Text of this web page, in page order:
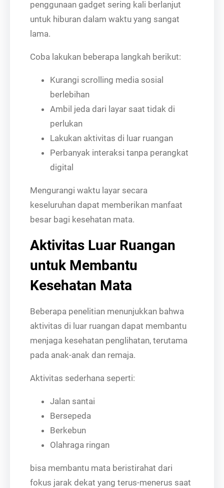
penggunaan gadget sering kali berlanjut
untuk hiburan dalam waktu yang sangat
lama.
Coba lakukan beberapa langkah berikut:
Kurangi scrolling media sosial
berlebihan
Ambil jeda dari layar saat tidak di
perlukan
Lakukan aktivitas di luar ruangan
Perbanyak interaksi tanpa perangkat
digital
Mengurangi waktu layar secara
keseluruhan dapat memberikan manfaat
besar bagi kesehatan mata.
Aktivitas Luar Ruangan
untuk Membantu
Kesehatan Mata
Beberapa penelitian menunjukkan bahwa
aktivitas di luar ruangan dapat membantu
menjaga kesehatan penglihatan, terutama
pada anak-anak dan remaja.
Aktivitas sederhana seperti:
Jalan santai
Bersepeda
Berkebun
Olahraga ringan
bisa membantu mata beristirahat dari
fokus jarak dekat yang terus-menerus saat